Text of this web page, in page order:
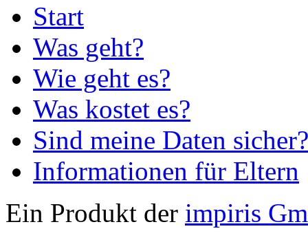
Start
Was geht?
Wie geht es?
Was kostet es?
Sind meine Daten sicher?
Informationen für Eltern
Ein Produkt der impiris